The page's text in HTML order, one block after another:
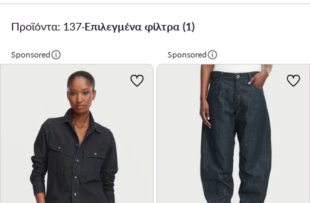
Προϊόντα: 137·Επιλεγμένα φίλτρα (1)
Sponsored Sponsored